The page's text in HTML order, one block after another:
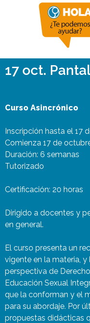
17 oct.
Curso Asincrónico
Inscripción hasta el 17
Comienza 17 de
Duración: 6 semanas
Tutorizado
Certificación: 20 horas
Dirigido a docentes y
en general.
El curso presenta un
vigente en la materia,
perspectiva de
Educación Sexual
que la conforman y el
para su abordaje. Por
propuestas didácticas